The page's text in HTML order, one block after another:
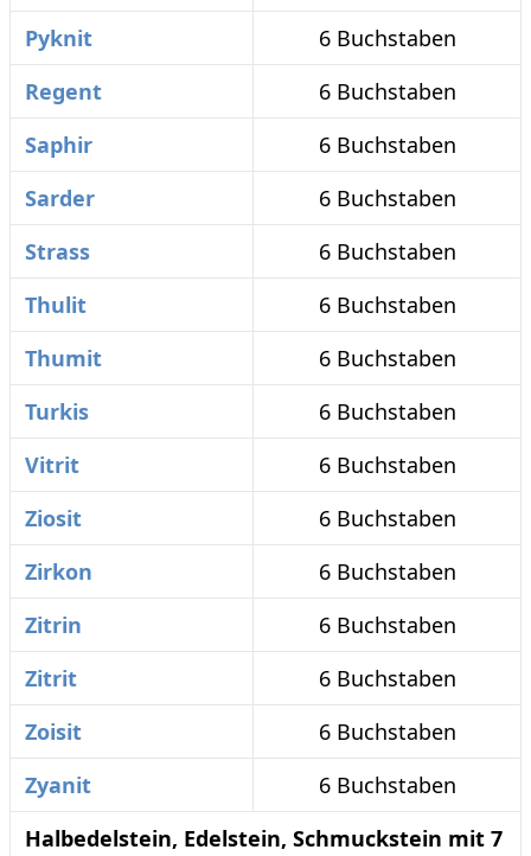
Pyknit
6 Buchstaben
Regent
6 Buchstaben
Saphir
6 Buchstaben
Sarder
6 Buchstaben
Strass
6 Buchstaben
Thulit
6 Buchstaben
Thumit
6 Buchstaben
Turkis
6 Buchstaben
Vitrit
6 Buchstaben
Ziosit
6 Buchstaben
Zirkon
6 Buchstaben
Zitrin
6 Buchstaben
Zitrit
6 Buchstaben
Zoisit
6 Buchstaben
Zyanit
6 Buchstaben
Halbedelstein, Edelstein, Schmuckstein mit 7